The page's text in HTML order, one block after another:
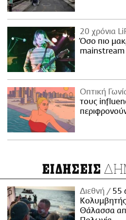
20 χρόνια
Όσο πιο
mainstream
Οπτική
τους
ΕΙΔΗΣΕΙΣ
Διεθνή
55
Κολυμβητής
Θάλασσα